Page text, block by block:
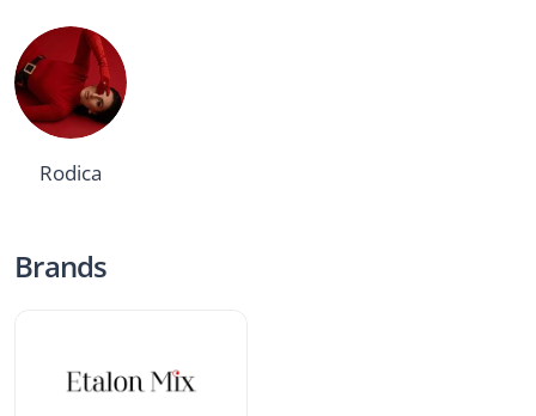
Rodica
Brands